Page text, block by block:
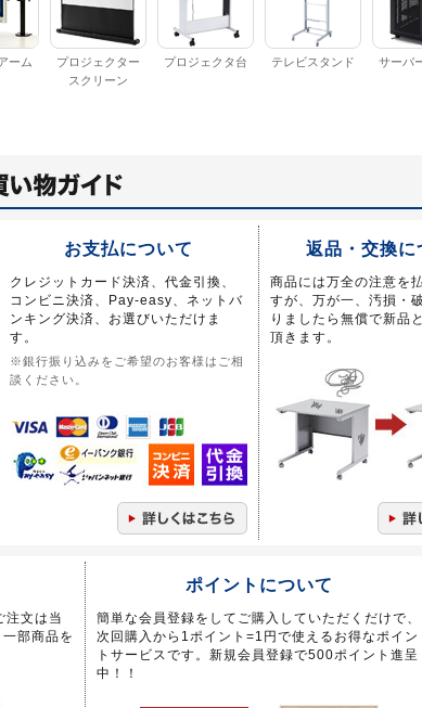
ーム
プロジェクター
スクリーン
プロジェクタ台 テレビスタンド サーバ
お支払について
クレジットカード決済、代金引換、
コンビニ決済、Pay-easy、ネットバ
ンキング決済、お選びいただけま
す。
※銀行振り込みをご希望のお客様はご相
談ください。
返品・交換に
商品には万全の注意を
すが、万が一、汚損・
りましたら無償で新品
頂きます。
注文は当
部商品を
ポイントについて
簡単な会員登録をしてご購入していただくだけで、
次回購入から1ポイント=1円で使えるお得なポイン
トサービスです。新規会員登録で500ポイント進呈
中！！